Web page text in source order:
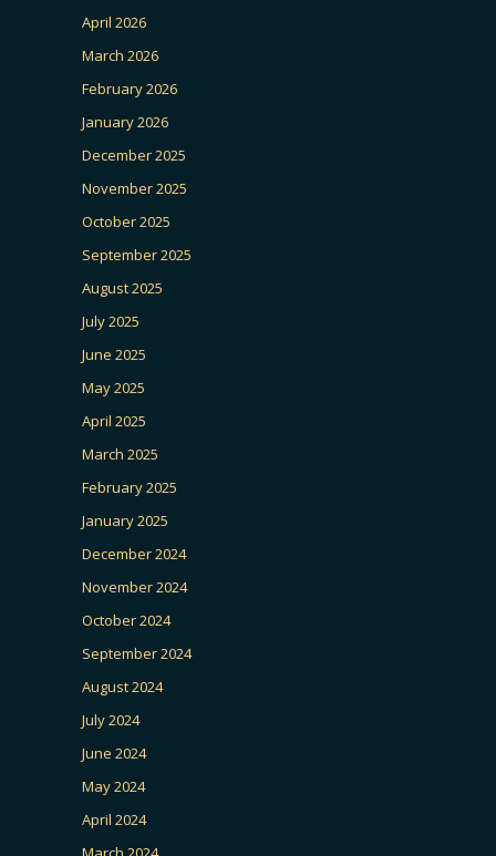
April 2026
March 2026
February 2026
January 2026
December 2025
November 2025
October 2025
September 2025
August 2025
July 2025
June 2025
May 2025
April 2025
March 2025
February 2025
January 2025
December 2024
November 2024
October 2024
September 2024
August 2024
July 2024
June 2024
May 2024
April 2024